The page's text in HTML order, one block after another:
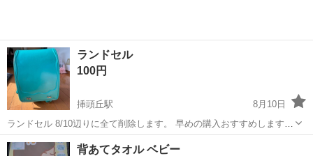
ランドセル
100円
挿頭丘駅
8月10日
ランドセル 8/10辺りに全て削除します。 早めの購入おすすめします🥲
💦香川 高松市 挿頭丘駅 その他
背あてタオル ベビー